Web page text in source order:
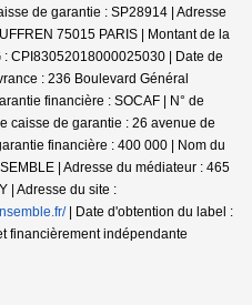
de garantie : SP28914 | Adresse
75015 PARIS | Montant de la
CPI83052018000025030 | Date de
: 236 Boulevard Général
financière : SOCAF | N° de
caisse de garantie : 26 avenue de
financière : 400 000 | Nom du
| Adresse du médiateur : 465
| Adresse du site :
| Date d'obtention du label :
financièrement indépendante